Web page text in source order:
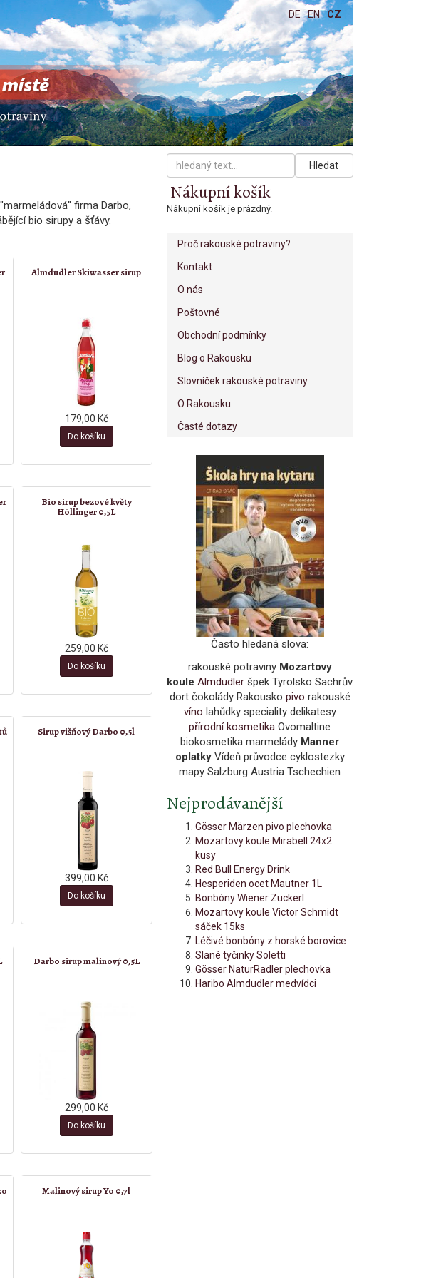
DE EN CZ
firma Darbo,
bio sirupy a šťávy.
Almdudler Skiwasser sirup
179,00 Kč
Do košíku
Bio sirup bezové květy
Höllinger 0,5L
259,00 Kč
Do košíku
Sirup višňový Darbo 0,5l
399,00 Kč
Do košíku
Darbo sirup malinový 0,5L
299,00 Kč
Do košíku
Malinový sirup Yo 0,7l
Hledat
Nákupní košík
Nákupní košík je prázdný.
Proč rakouské potraviny?
Kontakt
O nás
Poštovné
Obchodní podmínky
Blog o Rakousku
Slovníček rakouské potraviny
O Rakousku
Časté dotazy
Často hledaná slova:
rakouské potraviny Mozartovy
koule Almdudler špek Tyrolsko Sachrův
dort čokolády Rakousko pivo rakouské
víno lahůdky speciality delikatesy
přírodní kosmetika Ovomaltine
biokosmetika marmelády Manner
oplatkyVídeň průvodce cyklostezky
mapy Salzburg Austria Tschechien
Nejprodávanější
Gösser Märzen pivo plechovka
Mozartovy koule Mirabell 24x2
kusy
Red Bull Energy Drink
Hesperiden ocet Mautner 1L
Bonbóny Wiener Zuckerl
Mozartovy koule Victor Schmidt
sáček 15ks
Léčivé bonbóny z horské borovice
Slané tyčinky Soletti
Gösser NaturRadler plechovka
Haribo Almdudler medvídci